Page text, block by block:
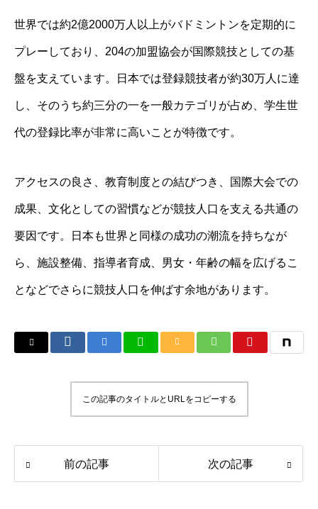
世界では約2億2000万人以上がバドミントンを定期的に
プレーしており、204の加盟協会が国際競技としての基
盤を支えています。日本では登録競技者が約30万人に達
し、そのうち約三分の一を一般カテゴリが占め、学生世
代の登録比率が非常に高いことが特徴です。
アクセスの良さ、教育制度との結びつき、国際大会での
成果、文化としての習慣などが競技人口を支える共通の
要因です。日本も世界と同様の成功の潮流を持ちなが
ら、施設整備、指導者育成、男女・年齢の幅を広げるこ
となどでさらに競技人口を伸ばす余地があります。
この記事のタイトルとURLをコピーする
前の記事 次の記事